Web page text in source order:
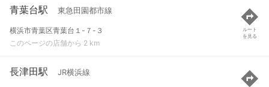
青葉台駅 東急田園都市線
横浜市青葉区青葉台１-７-３
このページの店舗から 2 km
ルート
を見る
長津田駅 JR横浜線